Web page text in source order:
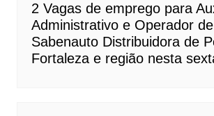
2 Vagas de emprego para
Administrativo e Operador
Sabenauto Distribuidora de
Fortaleza e região nesta